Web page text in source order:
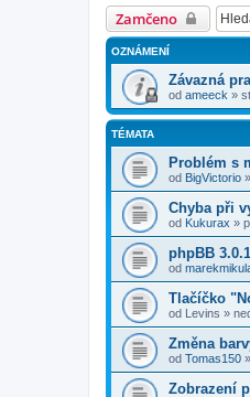
Zamčeno
OZNÁMENÍ
Závazná
od ameeck »
TÉMATA
Problém s
od BigVictorio
Chyba při
od Kukurax »
phpBB
od
Tlačíčko
od Levins »
Změna
od Tomas150
Zobrazení